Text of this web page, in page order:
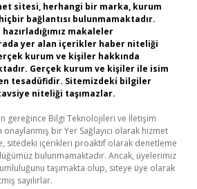
sitesi, herhangi bir marka, kurum
bağlantısı bulunmamaktadır.
makaleler
yer alan içerikler haber niteliği
kurum ve kişiler hakkında
Gerçek kurum ve kişiler ile isim
tesadüfidir. Sitemizdeki bilgiler
niteliği taşımazlar.
gereğince Bilgi Teknolojileri ve İletişim
onaylanmış bir Yer Sağlayıcı olarak hizmet
sitedeki içerikleri proaktif olarak denetleme
bulunmamaktadır. Ancak, üyelerimiz
taşımakta olup, siteye üye olarak
sayılırlar.